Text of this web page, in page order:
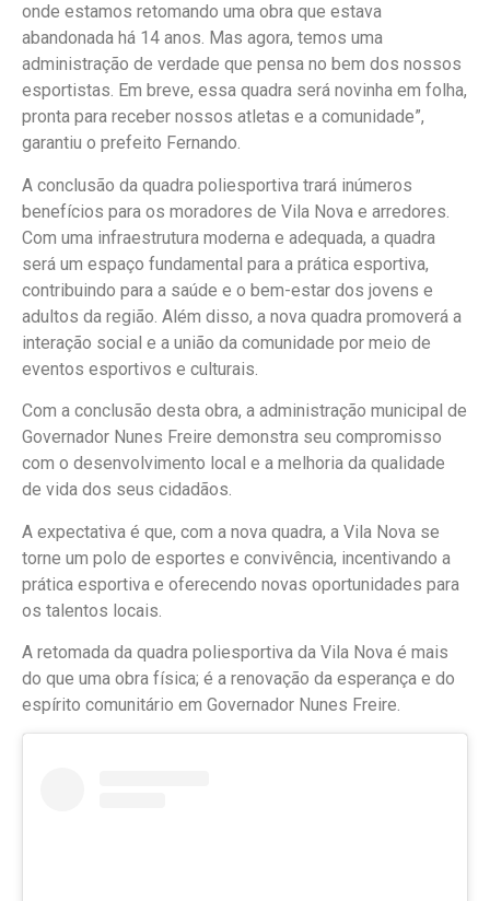
onde estamos retomando uma obra que estava
abandonada há 14 anos. Mas agora, temos uma
administração de verdade que pensa no bem dos nossos
esportistas. Em breve, essa quadra será novinha em folha,
pronta para receber nossos atletas e a comunidade”,
garantiu o prefeito Fernando.
A conclusão da quadra poliesportiva trará inúmeros
benefícios para os moradores de Vila Nova e arredores.
Com uma infraestrutura moderna e adequada, a quadra
será um espaço fundamental para a prática esportiva,
contribuindo para a saúde e o bem-estar dos jovens e
adultos da região. Além disso, a nova quadra promoverá a
interação social e a união da comunidade por meio de
eventos esportivos e culturais.
Com a conclusão desta obra, a administração municipal de
Governador Nunes Freire demonstra seu compromisso
com o desenvolvimento local e a melhoria da qualidade
de vida dos seus cidadãos.
A expectativa é que, com a nova quadra, a Vila Nova se
torne um polo de esportes e convivência, incentivando a
prática esportiva e oferecendo novas oportunidades para
os talentos locais.
A retomada da quadra poliesportiva da Vila Nova é mais
do que uma obra física; é a renovação da esperança e do
espírito comunitário em Governador Nunes Freire.